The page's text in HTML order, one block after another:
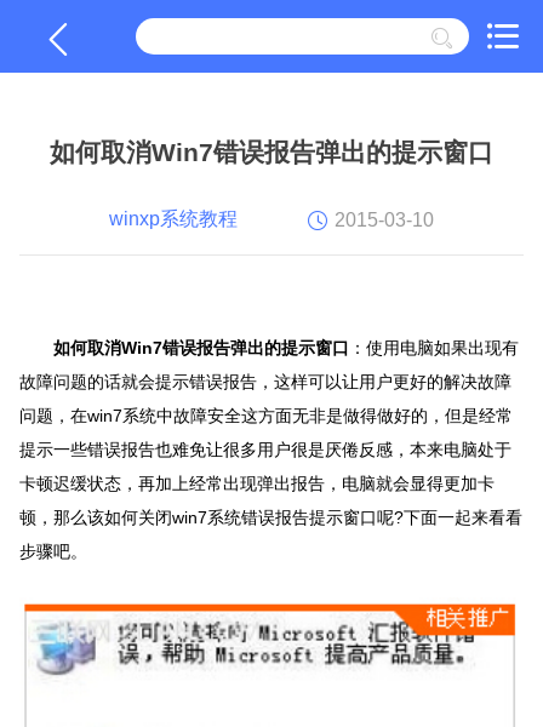
如何取消Win7错误报告弹出的提示窗口
winxp系统教程 2015-03-10
如何取消Win7错误报告弹出的提示窗口 ：使用电脑如果出现有
故障问题的话就会提示错误报告，这样可以让用户更好的解决故障
问题，在win7系统中故障安全这方面无非是做得做好的，但是经常
提示一些错误报告也难免让很多用户很是厌倦反感，本来电脑处于
卡顿迟缓状态，再加上经常出现弹出报告，电脑就会显得更加卡
顿，那么该如何关闭win7系统错误报告提示窗口呢?下面一起来看看
步骤吧。